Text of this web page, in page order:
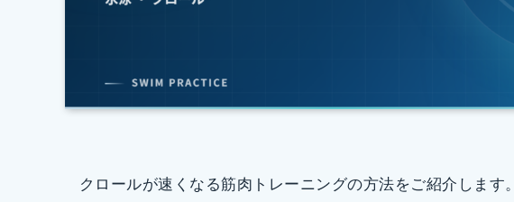
クロールが速くなる筋肉トレーニングの方法をご紹介します。